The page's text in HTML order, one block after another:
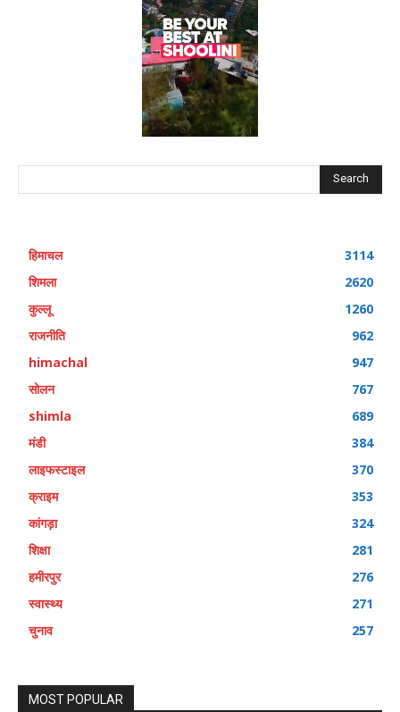
Search
हिमाचल
3114
शिमला
2620
कुल्लू
1260
राजनीति
962
himachal
947
सोलन
767
shimla
689
मंडी
384
लाइफस्टाइल
370
क्राइम
353
कांगड़ा
324
शिक्षा
281
हमीरपुर
276
स्वास्थ्य
271
चुनाव
257
MOST POPULAR